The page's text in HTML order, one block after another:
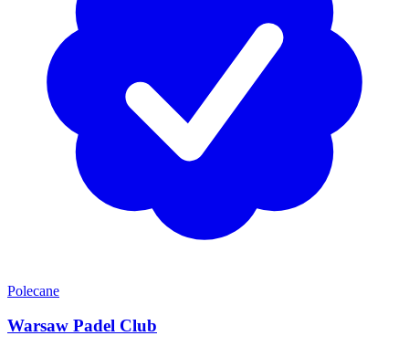
Polecane
Warsaw Padel Club